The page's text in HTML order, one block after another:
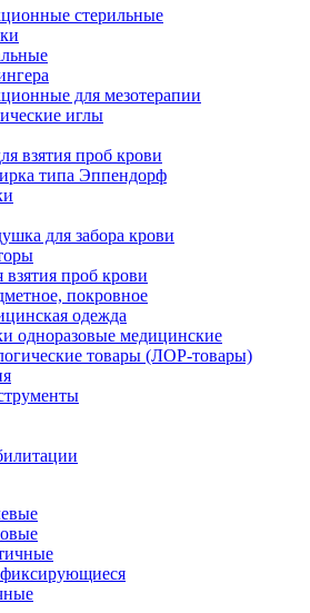
стерильные
для мезотерапии
иглы
взятия проб крови
типа Эппендорф
для забора крови
взятия проб крови
покровное
одежда
одноразовые медицинские
товары (ЛОР-товары)